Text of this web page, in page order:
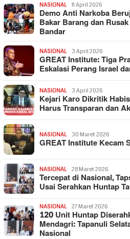
NASIONAL 11 April 2026
Demo Anti Narkoba
Bakar Barang dan
Bandar
NASIONAL 3 April 2026
GREAT Institute: Tiga
Eskalasi Perang Israel
NASIONAL 3 April 2026
Kejari Karo Dikritik
Harus Transparan dan
NASIONAL 30 Maret 2026
GREAT Institute Kecam
NASIONAL 28 Maret 2026
Tercepat di Nasional,
Usai Serahkan Huntap
NASIONAL 27 Maret 2026
120 Unit Huntap
Mendagri: Tapanuli
Nasional